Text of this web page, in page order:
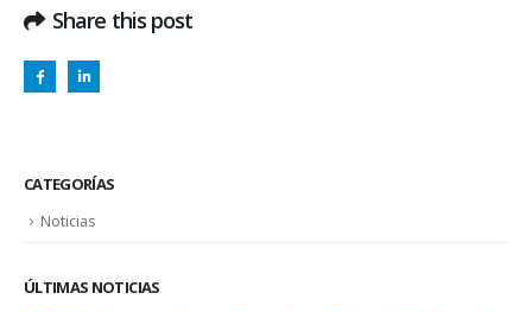
Share this post
CATEGORÍAS
Noticias
ÚLTIMAS NOTICIAS